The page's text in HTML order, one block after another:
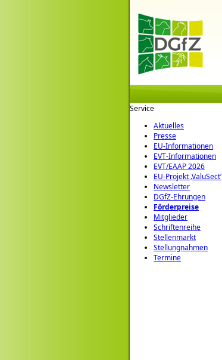
Service
Aktuelles
Presse
EU-Informationen
EVT-Informationen
EVT/EAAP 2026
EU-Projekt ‚ValuSect‘
Newsletter
DGfZ-Ehrungen
Förderpreise
Mitglieder
Schriftenreihe
Stellenmarkt
Stellungnahmen
Termine